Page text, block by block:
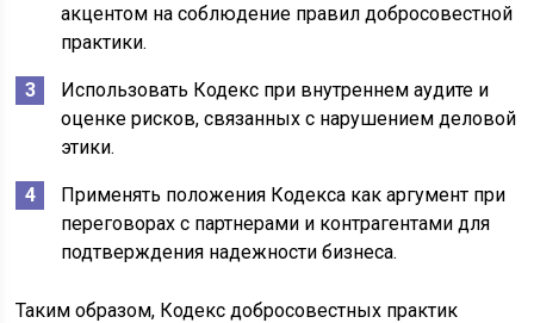
акцентом на соблюдение правил добросовестной
практики.
Использовать Кодекс при внутреннем аудите и
оценке рисков, связанных с нарушением деловой
этики.
Применять положения Кодекса как аргумент при
переговорах с партнерами и контрагентами для
подтверждения надежности бизнеса.
Таким образом, Кодекс добросовестных практик